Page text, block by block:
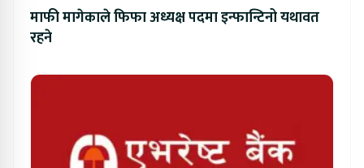
माफी मागेकाले फिफा अध्यक्ष पदमा इन्फान्टिनो यथावत
रहने